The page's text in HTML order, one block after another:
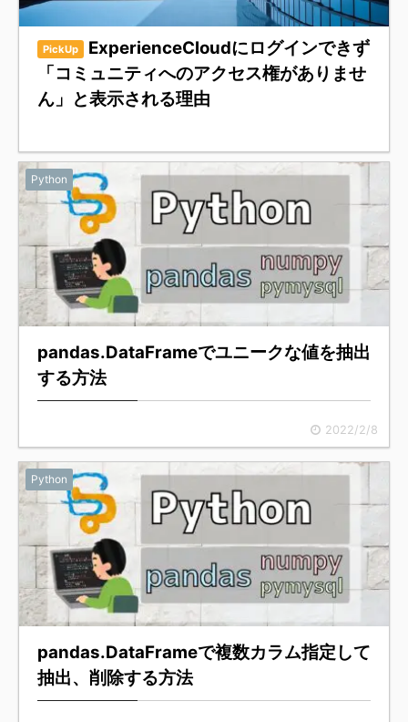
PickUp
ExperienceCloudにログインできず
「コミュニティへのアクセス権がありませ
ん」と表示される理由
Python
pandas.DataFrameでユニークな値を抽出
する方法
2022/2/8
Python
pandas.DataFrameで複数カラム指定して
抽出、削除する方法